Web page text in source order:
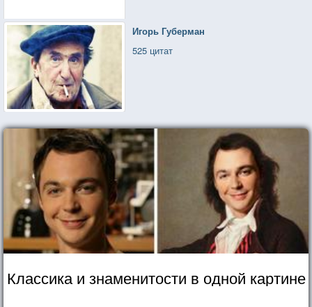
Игорь Губерман
525 цитат
Классика и знаменитости в одной картине